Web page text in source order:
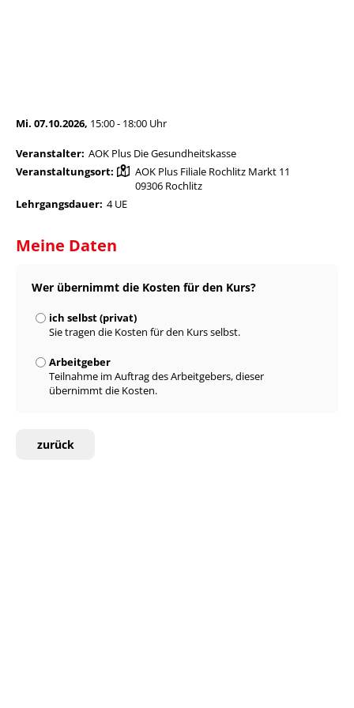
Mi. 07.10.2026, 15:00 - 18:00 Uhr
Veranstalter: AOK Plus Die Gesundheitskasse
Veranstaltungsort:
AOK Plus Filiale Rochlitz Markt 11
09306 Rochlitz
Lehrgangsdauer: 4 UE
Meine Daten
Wer übernimmt die Kosten für den Kurs?
ich selbst (privat)
Sie tragen die Kosten für den Kurs selbst.
Arbeitgeber
Teilnahme im Auftrag des Arbeitgebers, dieser
übernimmt die Kosten.
zurück